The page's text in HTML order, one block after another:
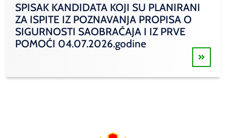
SPISAK KANDIDATA KOJI SU PLANIRANI
ZA ISPITE IZ POZNAVANJA PROPISA O
SIGURNOSTI SAOBRAĆAJA I IZ PRVE
POMOĆI 04.07.2026.godine